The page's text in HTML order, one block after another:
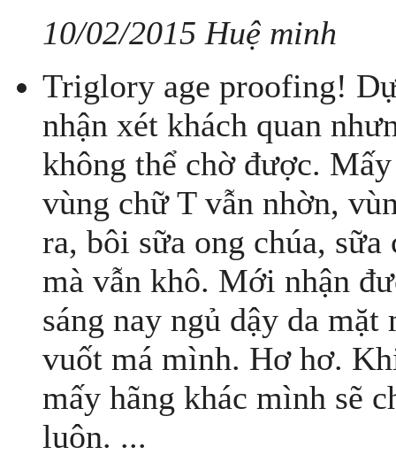
10/02/2015 Huệ minh
Triglory age proofing!
nhận xét khách quan
không thể chờ được.
vùng chữ T vẫn nhờn,
ra, bôi sữa ong chúa,
mà vẫn khô. Mới nhận
sáng nay ngủ dậy da
vuốt má mình. Hơ hơ.
mấy hãng khác mình sẽ
luôn. ...